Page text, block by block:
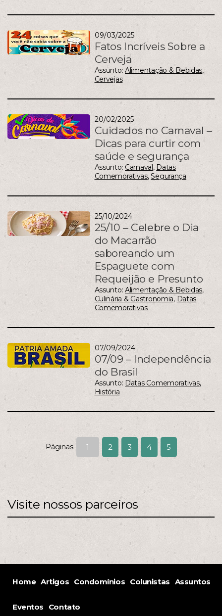
09/03/2025
Fatos Incríveis Sobre a
Cerveja
Assunto:Alimentação & Bebidas,
Cervejas
20/02/2025
Cuidados no Carnaval –
Dicas para curtir com
saúde e segurança
Assunto: Carnaval, Datas
Comemorativas,Segurança
25/10/2024
25/10 – Celebre o Dia
do Macarrão
saboreando um
Espaguete com
Requeijão e Presunto
Assunto:Alimentação & Bebidas,
Culinária & Gastronomia, Datas
Comemorativas
07/09/2024
07/09 – Independência
do Brasil
Assunto: Datas Comemorativas,
História
Páginas 1 2 3 4 5
Visite nossos parceiros
Home Artigos Condomínios Colunistas Assuntos
Eventos Contato